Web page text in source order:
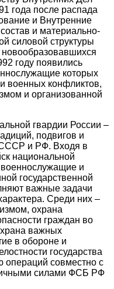
года после распада
и Внутренние
и материально-
силовой структуры
году появились
которых
военных конфликтов,
и организованной
гвардии России –
подвигов и
и РФ. Входя в
национальной
и
государственной
важные задачи
Среди них –
охрана
граждан во
важных
в обороне и
государства
операций совместно с
силами ФСБ РФ